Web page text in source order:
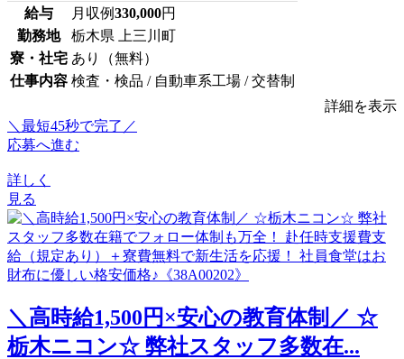
給与 月収例330,000円
勤務地
栃木県 上三川町
寮・社宅 あり（無料）
仕事内容 検査・検品 / 自動車系工場 / 交替制
詳細を表示
＼最短45秒で完了／
応募へ進む
詳しく
見る
＼高時給1,500円×安心の教育体制／ ☆
栃木ニコン☆ 弊社スタッフ多数在...